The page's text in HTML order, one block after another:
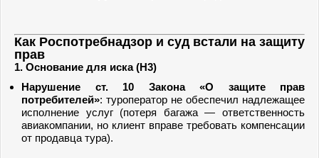
Как Роспотребнадзор и суд встали на защиту
прав
1. Основание для иска (H3)
Нарушение ст. 10 Закона «О защите прав
потребителей»: туроператор не обеспечил надлежащее
исполнение услуг (потеря багажа — ответственность
авиакомпании, но клиент вправе требовать компенсации
от продавца тура).